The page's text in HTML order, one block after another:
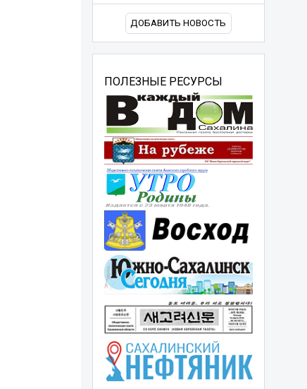
ДОБАВИТЬ НОВОСТЬ
ПОЛЕЗНЫЕ РЕСУРСЫ